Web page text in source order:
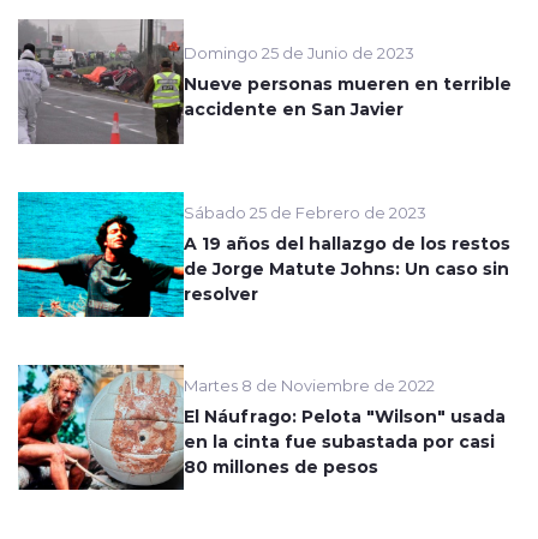
Domingo 25 de Junio de 2023
Nueve personas mueren en terrible
accidente en San Javier
Sábado 25 de Febrero de 2023
A 19 años del hallazgo de los restos
de Jorge Matute Johns: Un caso sin
resolver
Martes 8 de Noviembre de 2022
El Náufrago: Pelota "Wilson" usada
en la cinta fue subastada por casi
80 millones de pesos